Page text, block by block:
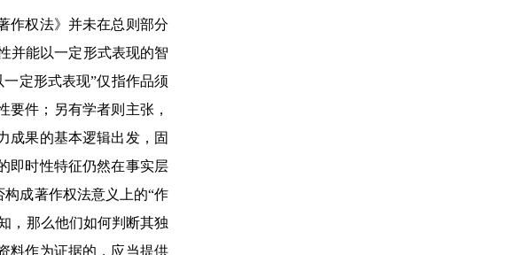
作权法》并未在总则部分
并能以一定形式表现的智
定形式表现”仅指作品须
要件；另有学者则主张，
成果的基本逻辑出发，固
即时性特征仍然在事实层
成著作权法意义上的“作
，那么他们如何判断其独
料作为证据的，应当提供